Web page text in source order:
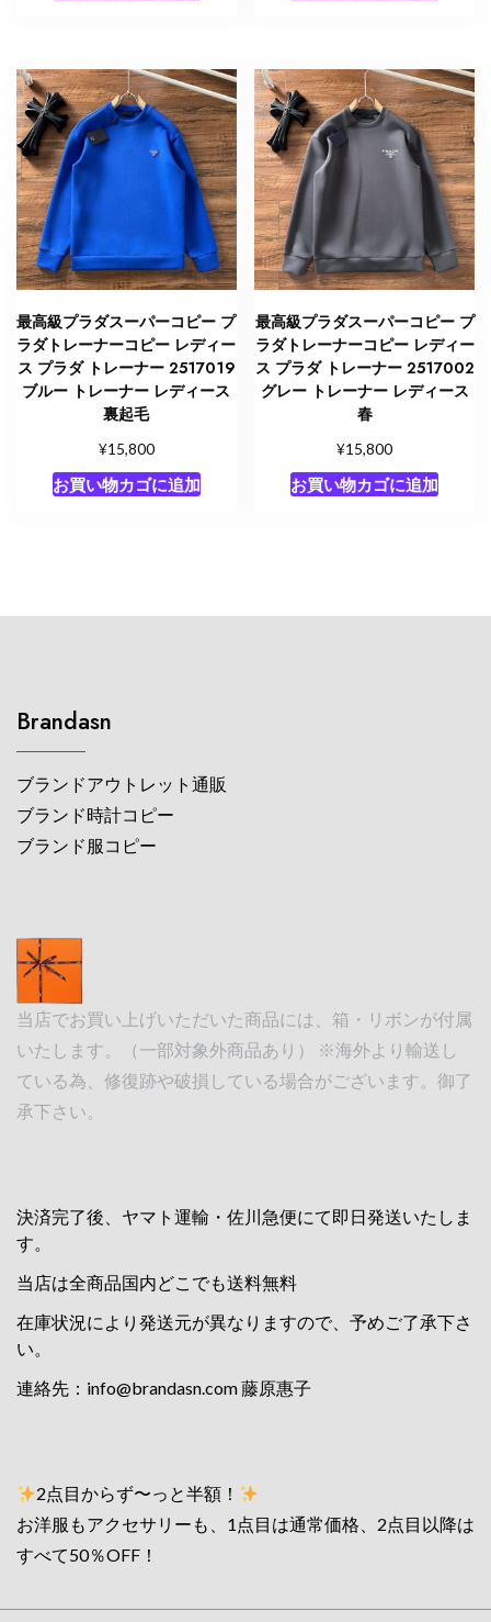
最高級プラダスーパーコピー プ
ラダトレーナーコピー レディー
ス プラダ トレーナー 2517019
ブルー トレーナー レディース
裏起毛
¥15,800
お買い物カゴに追加
最高級プラダスーパーコピー プ
ラダトレーナーコピー レディー
ス プラダ トレーナー 2517002
グレー トレーナー レディース
春
¥15,800
お買い物カゴに追加
Brandasn
ブランドアウトレット通販
ブランド時計コピー
ブランド服コピー
当店でお買い上げいただいた商品には、箱・リボンが付属
いたします。（一部対象外商品あり） ※海外より輸送し
ている為、修復跡や破損している場合がございます。御了
承下さい。
決済完了後、ヤマト運輸・佐川急便にて即日発送いたしま
す。
当店は全商品国内どこでも送料無料
在庫状況により発送元が異なりますので、予めご了承下さ
い。
連絡先： info@brandasn.com藤原惠子
2点目からず〜っと半額！
お洋服もアクセサリーも、1点目は通常価格、2点目以降は
すべて50％OFF！